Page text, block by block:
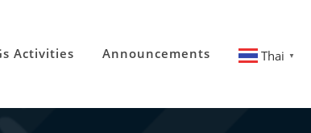
Activities Announcements Thai ▼